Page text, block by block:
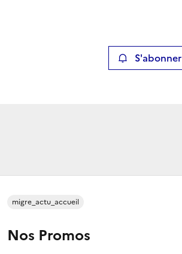
page dans le presse-papier S'abonner
Nos Promos
migre_actu_accueil